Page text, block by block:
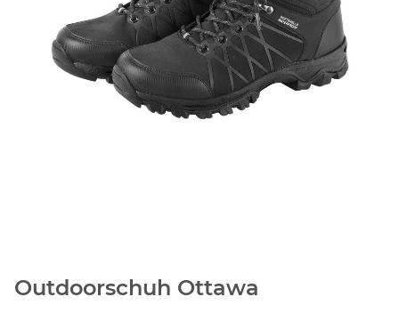
Outdoorschuh Ottawa